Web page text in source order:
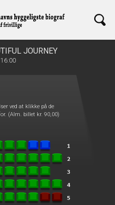
JOURNEY
ved at klikke på de
(Alm. billet kr. 90,00)
093056